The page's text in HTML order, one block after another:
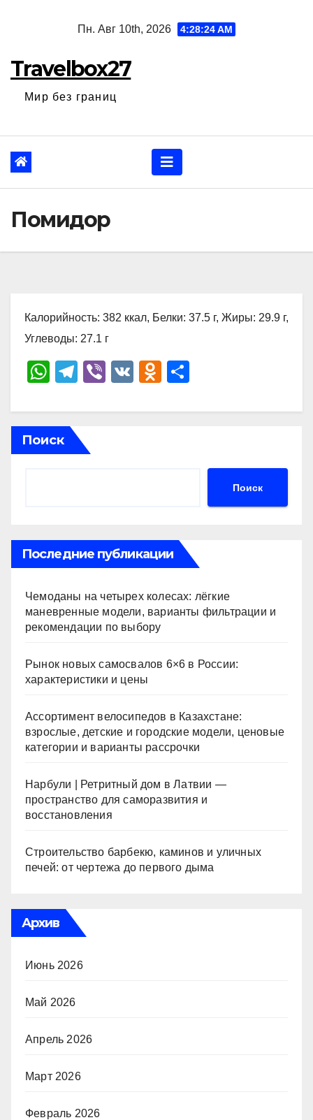
Пн. Авг 10th, 2026 4:28:25 AM
Travelbox27
Мир без границ
Помидор
Калорийность: 382 ккал, Белки: 37.5 г, Жиры: 29.9 г,
Углеводы: 27.1 г
W
at
s
A
T
e
gr
a
Vi
er
V
O
n
ki
р
ть
Поиск
Поиск
Последние публикации
Чемоданы на четырех колесах: лёгкие
маневренные модели, варианты фильтрации и
рекомендации по выбору
Рынок новых самосвалов 6×6 в России:
характеристики и цены
Ассортимент велосипедов в Казахстане:
взрослые, детские и городские модели, ценовые
категории и варианты рассрочки
Нарбули | Ретритный дом в Латвии —
пространство для саморазвития и
восстановления
Строительство барбекю, каминов и уличных
печей: от чертежа до первого дыма
Архив
Июнь 2026
Май 2026
Апрель 2026
Март 2026
Февраль 2026